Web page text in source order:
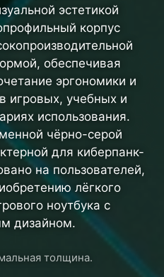
эстетикой
корпус
обеспечивая
эргономики и
игровых, учебных и
использования.
чёрно-серой
для киберпанк-
на пользователей,
лёгкого
ноутбука с
дизайном.
толщина.